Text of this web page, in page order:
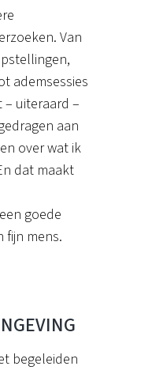
Van
ademsessies
uiteraard –
aan
over wat ik
dat maakt
goede
fijn mens.
begeleiden